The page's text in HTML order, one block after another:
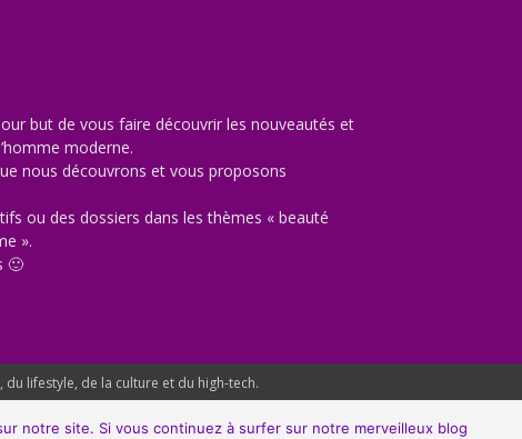
but de vous faire découvrir les nouveautés et
moderne.
nous découvrons et vous proposons
ou des dossiers dans les thèmes « beauté
».
🙂
lifestyle, de la culture et du high-tech.
notre site. Si vous continuez à surfer sur notre merveilleux blog